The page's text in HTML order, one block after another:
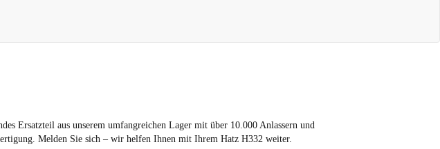
Ersatzteil aus unserem umfangreichen Lager mit über 10.000 Anlassern und
Melden Sie sich – wir helfen Ihnen mit Ihrem Hatz H332 weiter.